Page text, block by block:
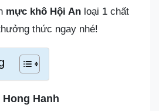
mực khô Hội An loại 1 chất
thức ngay nhé!
Hanh